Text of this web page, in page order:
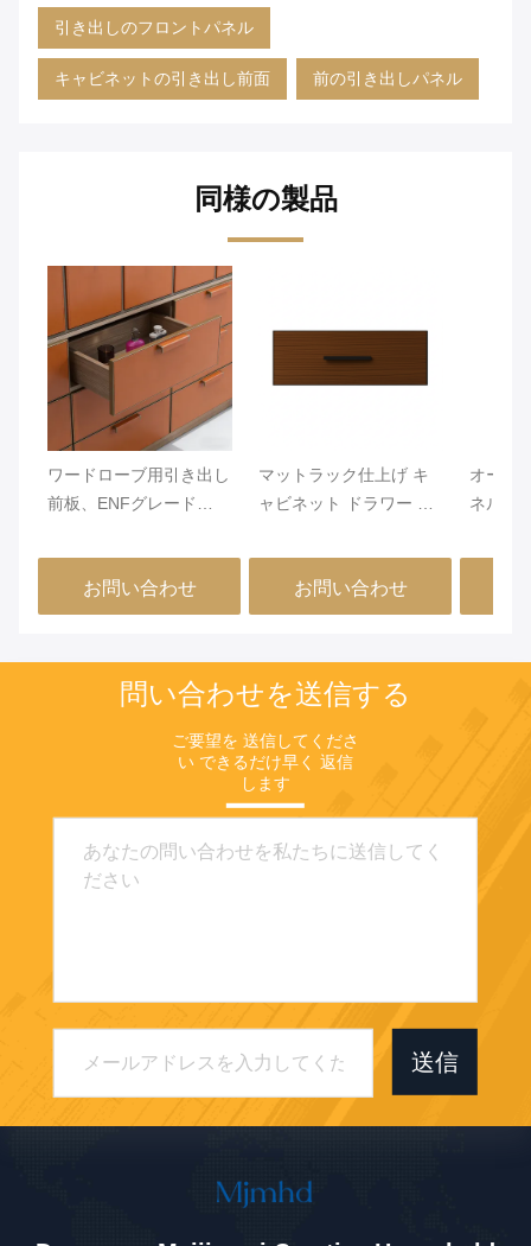
引き出しのフロントパネル
キャビネットの引き出し前面 前の引き出しパネル
同様の製品
ワードローブ用引き出し
前板、ENFグレード
ド、PVCレザー巻き＆エ
ッジバンディング、
MJMHD CYDP-003用カ
お問い合わせ
マットラック仕上げ キ
ャビネット ドラワー パ
家具デザインに長期的か
つスタイリッシュな統合
のために設計されていま
お問い合わせ
オーダ
ネルを
封技術
問い合わせを送信する
ご要望を 送信してくださ
い できるだけ早く 返信
します
送信